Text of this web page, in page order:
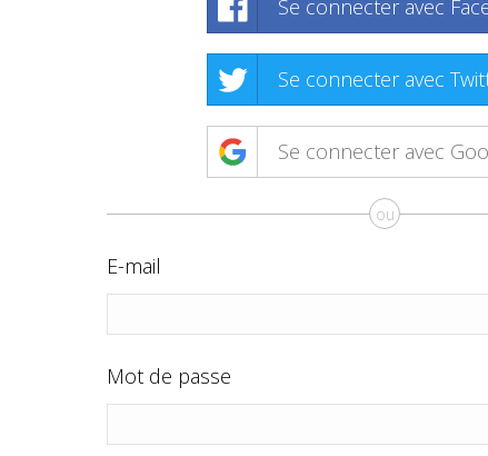
Se connecter avec
Se connecter avec
Se connecter avec
ou
E-mail
Mot de passe